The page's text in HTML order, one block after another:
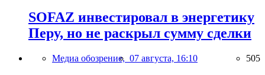
SOFAZ инвестировал в энергетику
Перу, но не раскрыл сумму сделки
Медиа обозрение, 07 августа, 16:10 505